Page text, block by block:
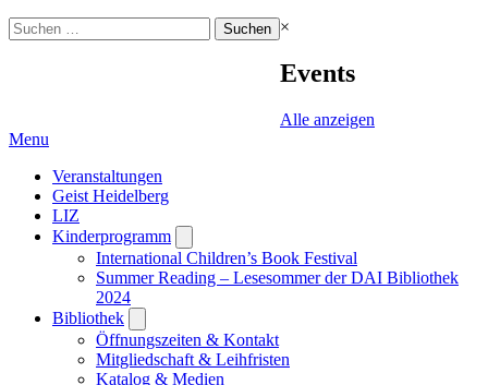
Suchen
nach:
×
Events
Alle anzeigen
Menu
Veranstaltungen
Geist Heidelberg
LIZ
Kinderprogramm
submenu
International Children’s Book Festival
Summer Reading – Lesesommer der DAI Bibliothek
2024
Bibliothek
submenu
Öffnungszeiten & Kontakt
Mitgliedschaft & Leihfristen
Katalog & Medien